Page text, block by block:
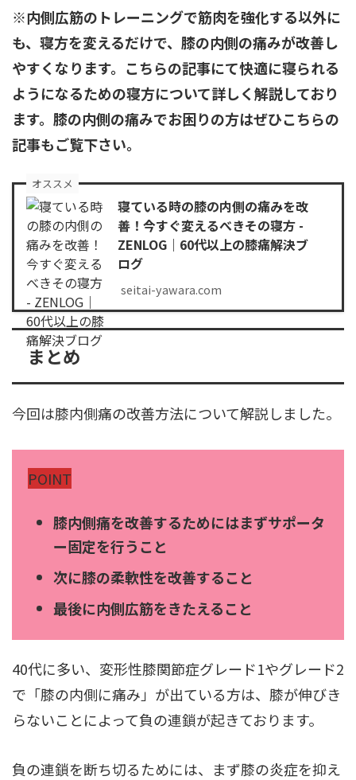
※内側広筋のトレーニングで筋肉を強化する以外に
も、寝方を変えるだけで、膝の内側の痛みが改善し
やすくなります。こちらの記事にて快適に寝られる
ようになるための寝方について詳しく解説しており
ます。膝の内側の痛みでお困りの方はぜひこちらの
記事もご覧下さい。
オススメ
寝ている時の膝の内側の痛みを改
善！今すぐ変えるべきその寝方 -
ZENLOG｜60代以上の膝痛解決ブ
ログ
seitai-yawara.com
まとめ
今回は膝内側痛の改善方法について解説しました。
POINT
膝内側痛を改善するためにはまずサポータ
ー固定を行うこと
次に膝の柔軟性を改善すること
最後に内側広筋をきたえること
40代に多い、変形性膝関節症グレード1やグレード2
で「膝の内側に痛み」が出ている方は、膝が伸びき
らないことによって負の連鎖が起きております。
負の連鎖を断ち切るためには、まず膝の炎症を抑え